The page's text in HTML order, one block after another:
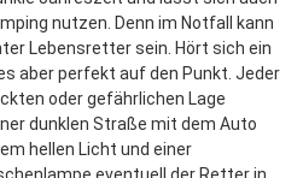
nutzen. Denn im Notfall kann
Lebensretter sein. Hört sich ein
aber perfekt auf den Punkt. Jeder
oder gefährlichen Lage
dunklen Straße mit dem Auto
hellen Licht und einer
eventuell der Retter in